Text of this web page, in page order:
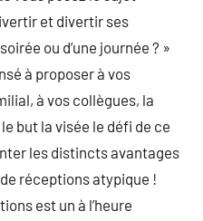
et divertir ses
ou d’une journée ? »
à proposer à vos
à vos collègues, la
but la visée le défi de ce
les distincts avantages
réceptions atypique !
est un à l’heure